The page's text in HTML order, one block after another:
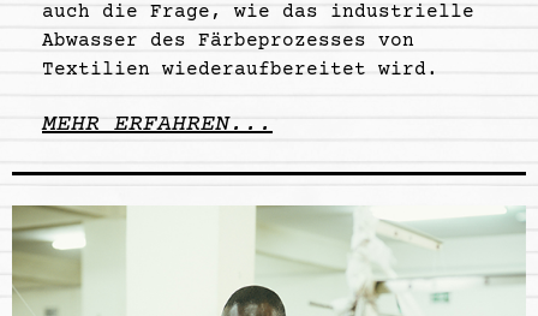
auch die Frage, wie das industrielle
Abwasser des Färbeprozesses von
Textilien wiederaufbereitet wird.
MEHR ERFAHREN...